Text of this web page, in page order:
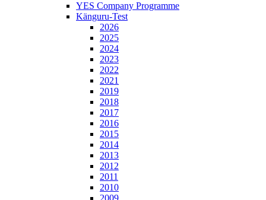
YES Company Programme
Känguru-Test
2026
2025
2024
2023
2022
2021
2019
2018
2017
2016
2015
2014
2013
2012
2011
2010
2009